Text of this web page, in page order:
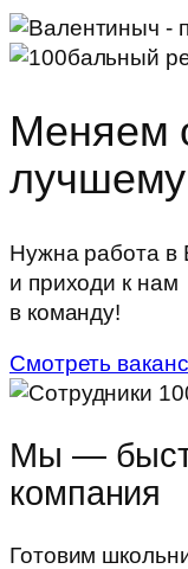
Меняем
лучшему
Нужна работа в
и приходи к нам
в команду!
Смотреть
Мы —
компания
Готовим